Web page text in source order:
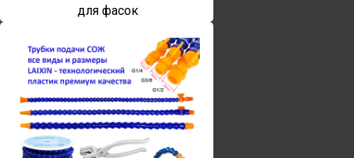
для фасок